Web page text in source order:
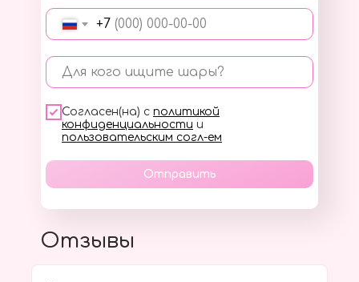
+7
Для кого ищите шары?
Согласен(на) с политикой
конфиденциальности и
пользовательским согл-ем
Отправить
Отзывы